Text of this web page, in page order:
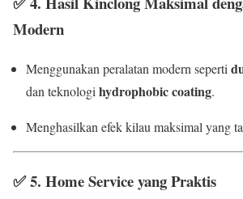
Modern
Menggunakan peralatan modern seperti
dan teknologi hydrophobic coating.
Menghasilkan efek kilau maksimal yang
✅5. Home Service yang Praktis